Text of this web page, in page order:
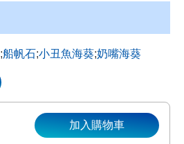
;船帆石;小丑魚海葵;奶嘴海葵
加入購物車